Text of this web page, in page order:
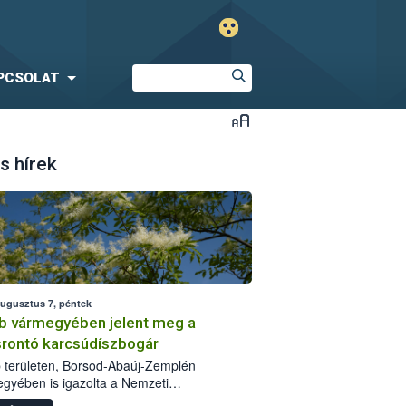
hírek
7, péntek
vármegyében jelent meg a
karcsúdíszbogár
területen, Borsod-Abaúj-Zemplén
is igazolta a Nemzeti
biztonsági Hivatal (Nébih) a